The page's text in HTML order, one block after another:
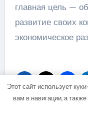
главная цель —
развитие своих
экономическое
Этот сайт использует
вам в навигации, а